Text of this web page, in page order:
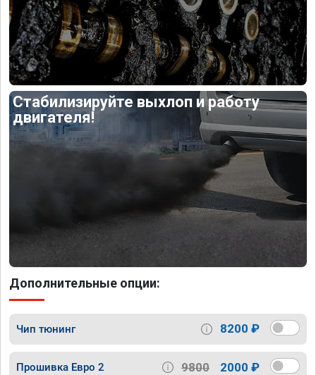
Стабилизируйте выхлоп и работу
двигателя!
Дополнительные опции:
Чип тюнинг 8200 ₽
Прошивка Евро 2 9800 2000 ₽